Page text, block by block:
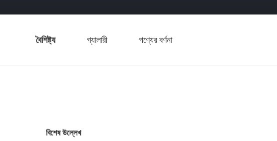
বৈশিষ্ট্য গ্যালারী পণ্যের বর্ণনা
বিশেষ উল্লেখ